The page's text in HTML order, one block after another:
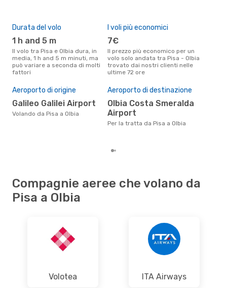
Durata del volo
1 h and 5 m
Il volo tra Pisa e Olbia dura, in
media, 1 h and 5 m minuti, ma
può variare a seconda di molti
fattori
I voli più economici
7€
Il prezzo più economico per un
volo solo andata tra Pisa - Olbia
trovato dai nostri clienti nelle
ultime 72 ore
Aeroporto di origine
Galileo Galilei Airport
Volando da Pisa a Olbia
Aeroporto di destinazione
Olbia Costa Smeralda
Airport
Per la tratta da Pisa a Olbia
Compagnie aeree che volano da
Pisa a Olbia
Volotea ITA Airways